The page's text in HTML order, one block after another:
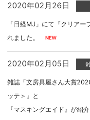
2020年02月26日
「日経MJ」にて『クリア
れました。
2020年02月05日
雑誌「文房具屋さん大賞
ッテ＞』と
『マスキングエイド』が紹